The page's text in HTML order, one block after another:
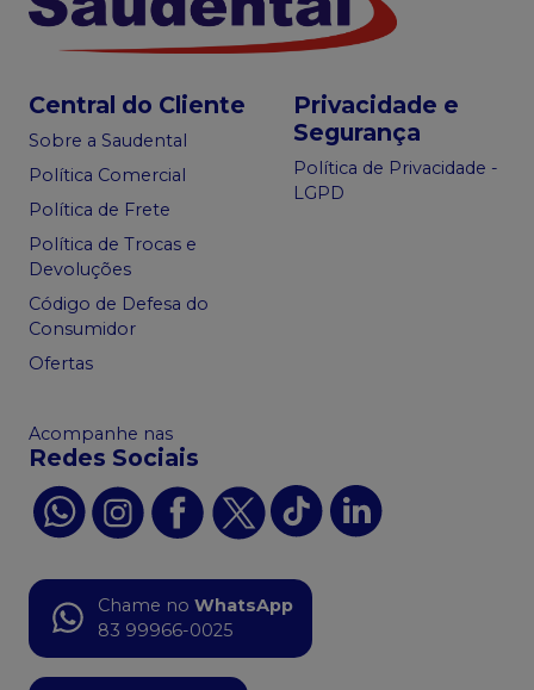
Central do Cliente
Sobre a Saudental
Política Comercial
Política de Frete
Política de Trocas e
Devoluções
Código de Defesa do
Consumidor
Ofertas
Privacidade e
Segurança
Política de Privacidade -
LGPD
Acompanhe nas
Redes Sociais
Chame no WhatsApp
83 99966-0025